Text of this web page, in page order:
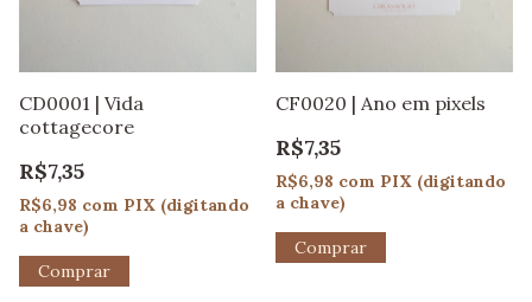
CD0001 | Vida
cottagecore
R$7,35
R$6,98 com PIX (digitando
a chave)
CF0020 | Ano em pixels
R$7,35
R$6,98 com PIX (digitando
a chave)